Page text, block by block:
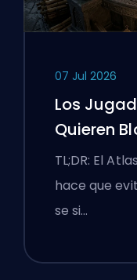
07 Jul 2026
Los
Quieren
Malo y la
Contra
TL;DR: El
hace que
se si…